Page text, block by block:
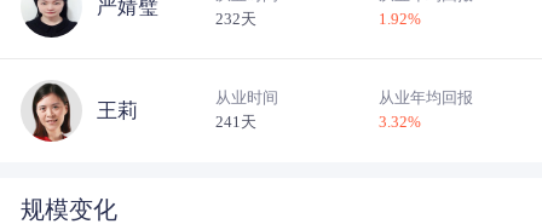
严婧璧
232天
1.92%
王莉
从业时间
241天
从业年均回报
3.32%
规模变化